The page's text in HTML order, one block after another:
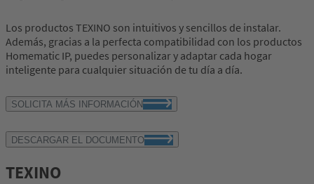
Los productos TEXINO son intuitivos y sencillos de instalar.
Además, gracias a la perfecta compatibilidad con los productos
Homematic IP, puedes personalizar y adaptar cada hogar
inteligente para cualquier situación de tu día a día.
SOLICITA MÁS INFORMACIÓN
DESCARGAR EL DOCUMENTO
TEXINO